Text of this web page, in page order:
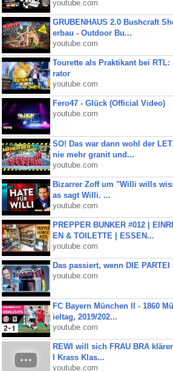
youtube.com
GRUBENHAUS 2.0 Bushcraft
erbau - Outdoor Bu...
youtube.com
Tourette als Praktikant bei RTL:
rator
youtube.com
Fero47 - Glück (Official Video)
youtube.com
SO! Das war dann wohl der
nie mehr granit und...
youtube.com
Bizarrer Zoff um "Willi wills
as sagt Willi. ...
youtube.com
PREPPER BUNKER #012 |
EN & TOILETTE | ESSEN...
youtube.com
Das passiert, wenn DIE PARTEI
youtube.com
FC Bayern München II - 1860
ieltag, 2019/202...
youtube.com
REWI will sich FRAU BRA
I Krass Klas...
youtube.com